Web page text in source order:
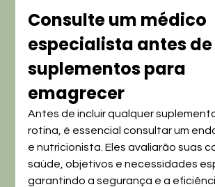
Consulte um médico
especialista antes
suplementos para
emagrecer
Antes de incluir qualquer
rotina, é essencial consultar um
e nutricionista. Eles avaliarão suas
saúde, objetivos e necessidades
garantindo a segurança e a